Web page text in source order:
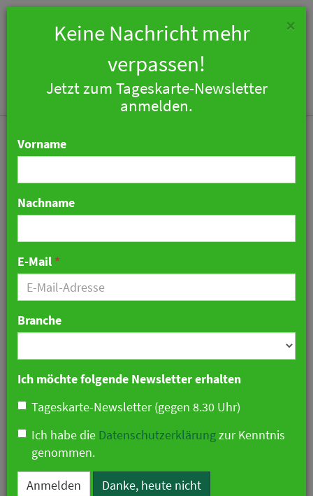
Diese Rechte haben
Arbeitnehmer bei Hitze
28. Mai 2026 06:08 Uhr| Zahlen & Fakten
Diese Rechte haben Arbeitnehmer bei Hitze
×
Keine Nachricht mehr
verpassen!
Jetzt zum Tageskarte-Newsletter
anmelden.
Vorname
Nachname
E-Mail *
Branche
Ich möchte folgende Newsletter erhalten
Tageskarte-Newsletter (gegen 8.30 Uhr)
Ich habe die Datenschutzerklärungzur Kenntnis
genommen.
Anmelden Danke, heute nicht